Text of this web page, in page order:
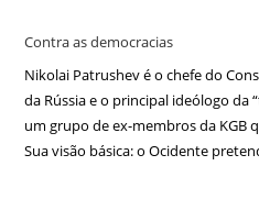
Contra as democracias
Nikolai Patrushev é o chefe do
da Rússia e o principal ideólogo da
um grupo de ex-membros da KGB
Sua visão básica: o Ocidente